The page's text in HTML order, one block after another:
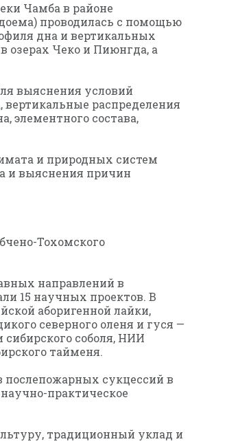
Чамба в районе
проводилась с помощью
дна и вертикальных
озерах Чеко и Пиюнгда, а
выяснения условий
вертикальные распределения
элементного состава,
и природных систем
и выяснения причин
Тохомского
направлений в
15 научных проектов. В
аборигенной лайки,
северного оленя и гуся —
соболя, НИИ
тайменя.
послепожарных сукцессий в
практическое
традиционный уклад и